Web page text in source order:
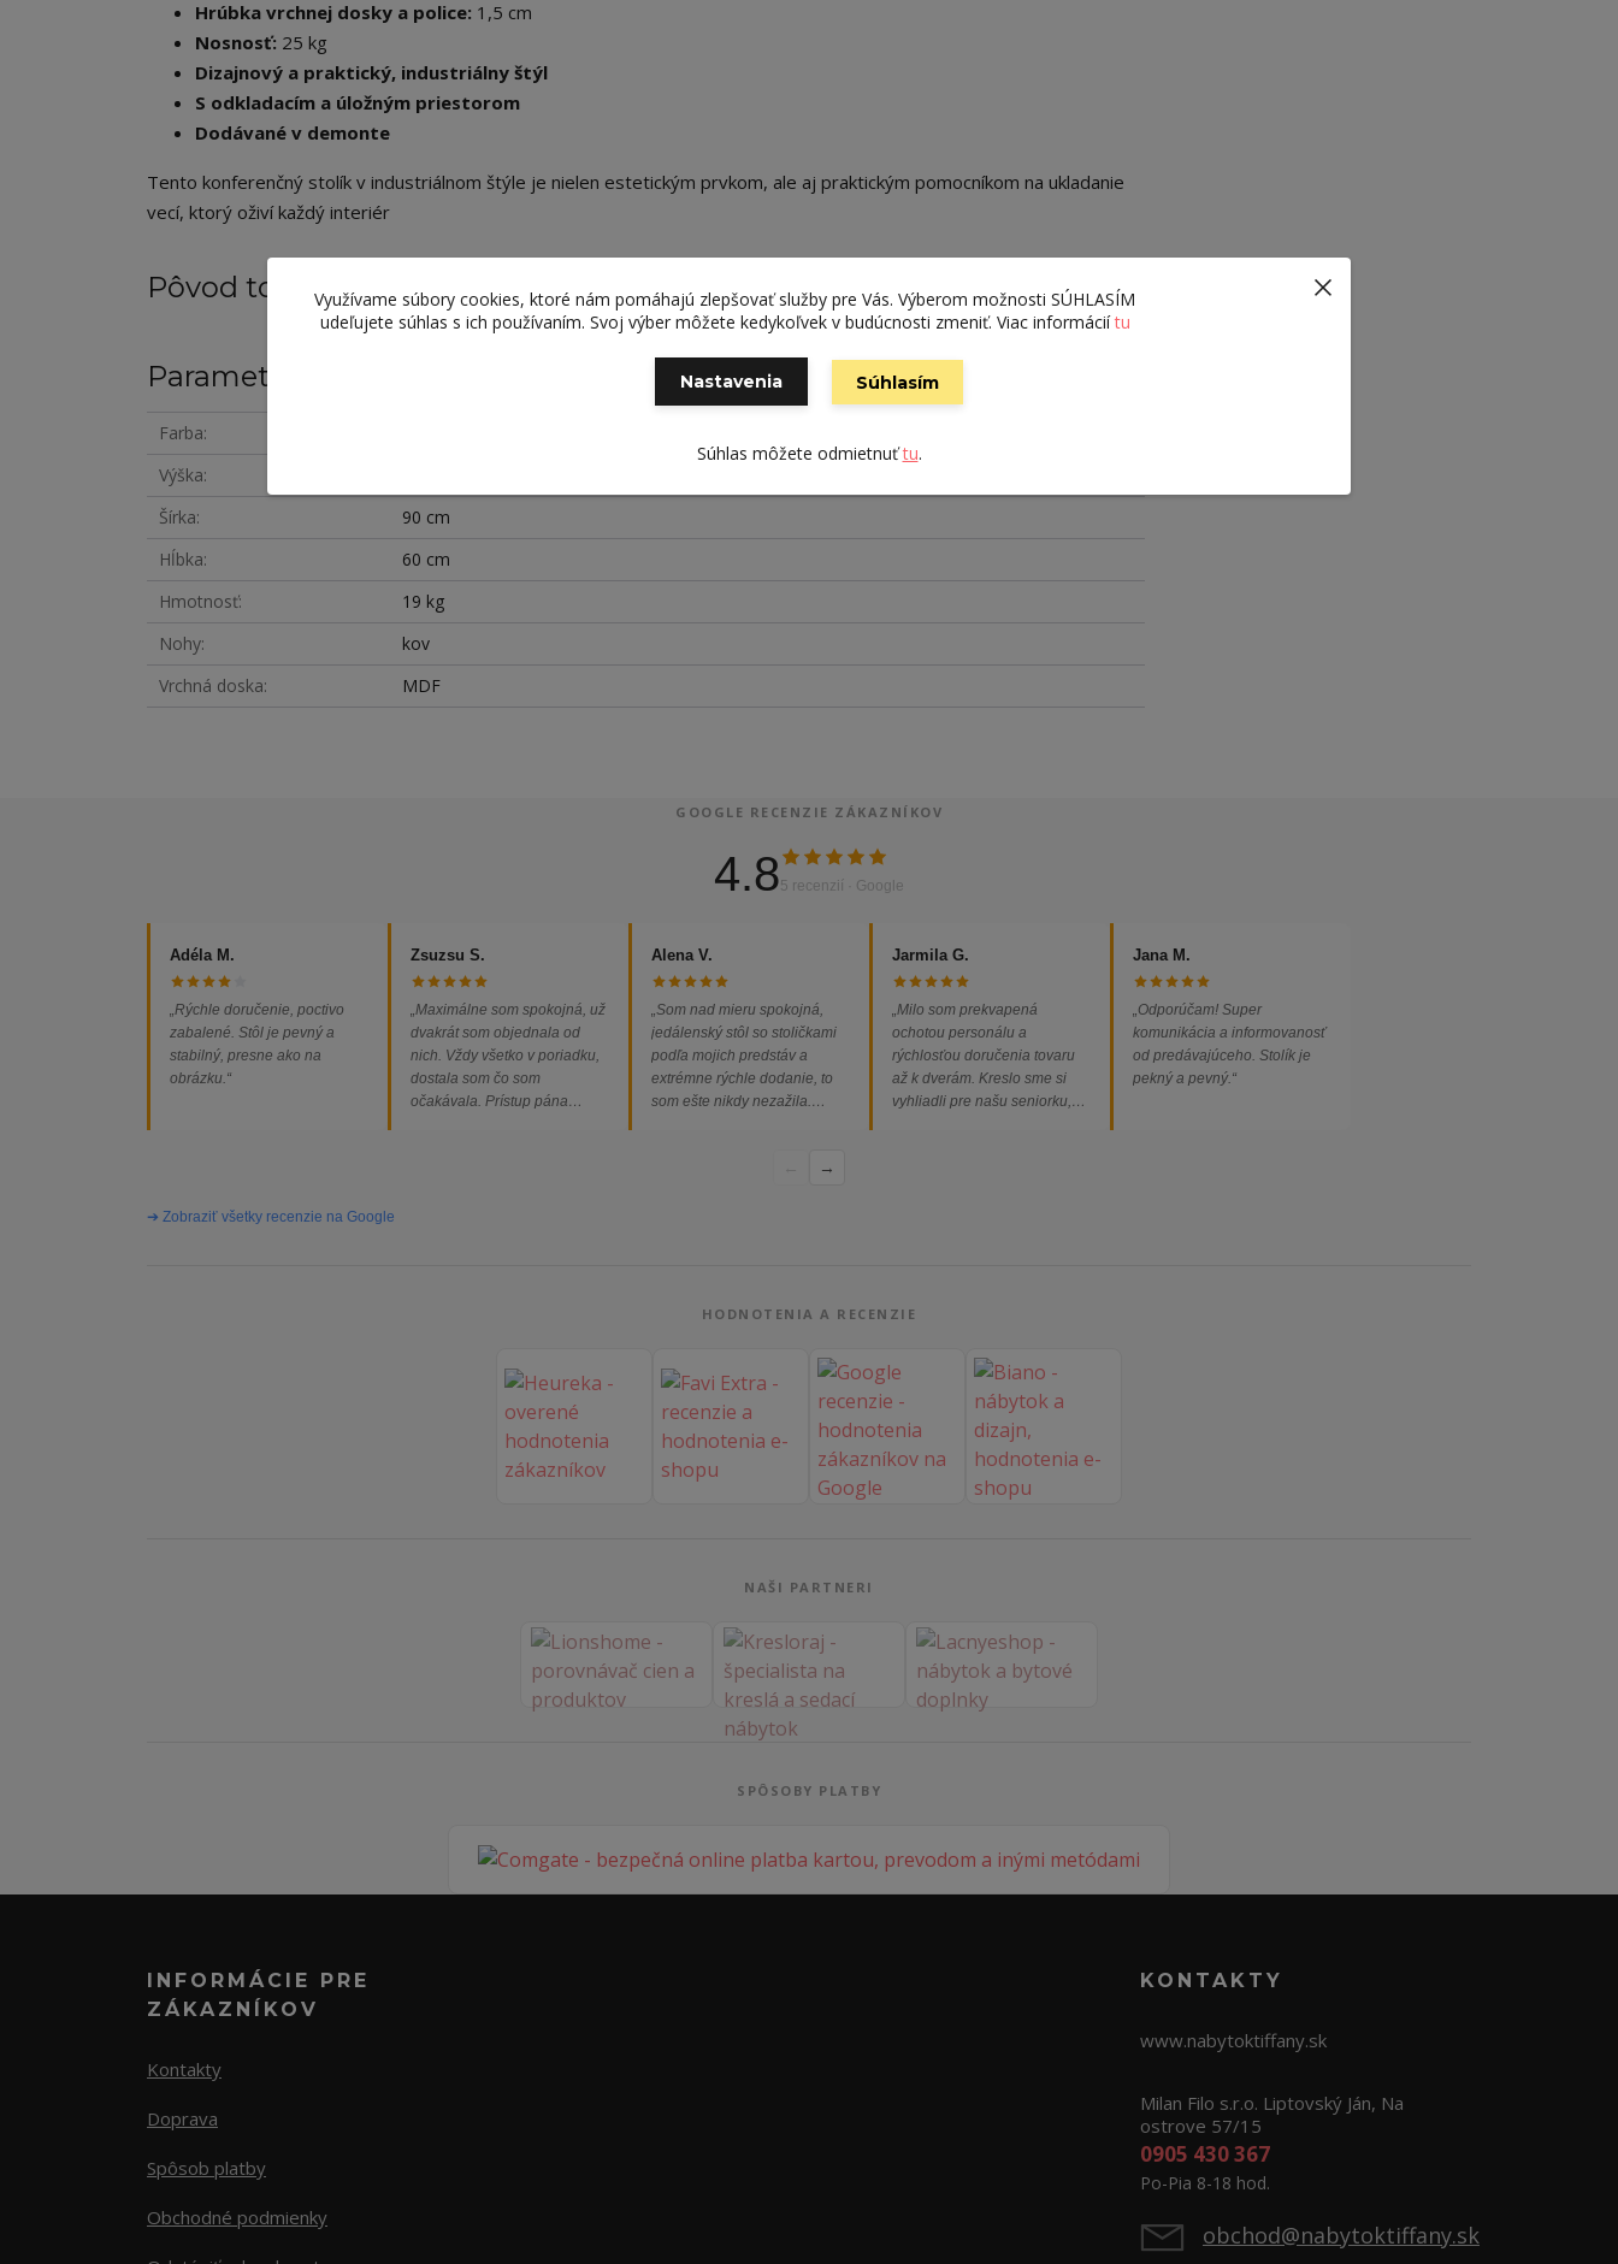
Hrúbka vrchnej dosky a police: 1,5 cm
Nosnosť: 25 kg
Dizajnový a praktický, industriálny štýl
S odkladacím a úložným priestorom
Dodávané v demonte
Tento konferenčný stolík v industriálnom štýle je nielen estetickým prvkom, ale aj praktickým pomocníkom na ukladanie
vecí, ktorý oživí každý interiér
Pôvod tovaru
Parametre
Farba
Výška
Šírka
90 cm
Hĺbka
60 cm
Hmotnosť
19 kg
Nohy
kov
Vrchná doska
MDF
GOOGLE RECENZIE ZÁKAZNÍKOV
4.85 recenzií · Google
Adéla M.
„Rýchle doručenie, poctivo
zabalené. Stôl je pevný a
stabilný, presne ako na
obrázku.“
Zsuzsu S.
„Maximálne som spokojná, už
dvakrát som objednala od
nich. Vždy všetko v poriadku,
dostala som čo som
očakávala. Prístup pána
Alena V.
„Som nad mieru spokojná,
jedálenský stôl so stoličkami
podľa mojich predstáv a
extrémne rýchle dodanie, to
som ešte nikdy nezažila.
Jarmila G.
„Milo som prekvapená
ochotou personálu a
rýchlosťou doručenia tovaru
až k dverám. Kreslo sme si
vyhliadli pre našu seniorku,
Jana M.
„Odporúčam! Super
komunikácia a informovanosť
od predávajúceho. Stolík je
pekný a pevný.“
→
➔ Zobraziť všetky recenzie na Google
HODNOTENIA A RECENZIE
NAŠI PARTNERI
SPÔSOBY PLATBY
INFORMÁCIE PRE
ZÁKAZNÍKOV
Kontakty
Doprava
Spôsob platby
Obchodné podmienky
KONTAKTY
www.nabytoktiffany.sk
Milan Filo s.r.o. Liptovský Ján, Na
ostrove 57/15
0905 430 367
Po-Pia 8-18 hod.
obchod@nabytoktiffany.sk
Využívame súbory cookies, ktoré nám pomáhajú zlepšovať služby pre Vás. Výberom možnosti SÚHLASÍM
udeľujete súhlas s ich používaním. Svoj výber môžete kedykoľvek v budúcnosti zmeniť. Viac informáciítu
Nastavenia Súhlasím
Súhlas môžete odmietnuťtu.